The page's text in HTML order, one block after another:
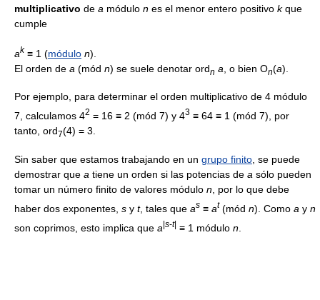
multiplicativo de a módulo n es el menor entero positivo kque
cumple
ak ≡ 1 (módulo n).
El orden de a (mód n) se suele denotar ordn a , o bien On(a).
Por ejemplo, para determinar el orden multiplicativo de 4 módulo
7, calculamos 42 = 16 ≡ 2 (mód 7) y 43 ≡ 64 ≡ 1 (mód 7), por
tanto, ord7(4) = 3.
Sin saber que estamos trabajando en un grupo finito , se puede
demostrar que a tiene un orden si las potencias de a sólo pueden
tomar un número finito de valores módulo n , por lo que debe
haber dos exponentes, s y t, tales que as ≡ at (mód n). Como a y n
son coprimos, esto implica que a|s-t| ≡ 1 módulo n